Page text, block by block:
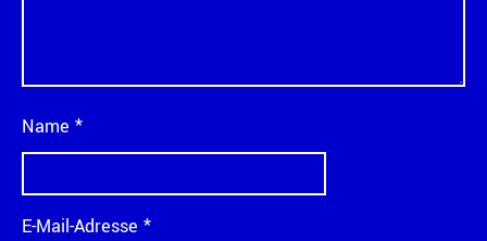
Name *
E-Mail-Adresse *